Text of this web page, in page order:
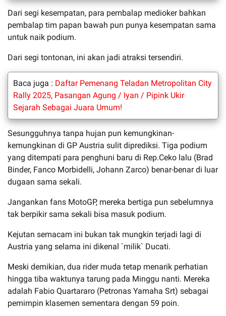
Dari segi kesempatan, para pembalap medioker bahkan
pembalap tim papan bawah pun punya kesempatan sama
untuk naik podium.
Dari segi tontonan, ini akan jadi atraksi tersendiri.
Baca juga : Daftar Pemenang Teladan Metropolitan City
Rally 2025, Pasangan Agung / Iyan / Pipink Ukir
Sejarah Sebagai Juara Umum!
Sesungguhnya tanpa hujan pun kemungkinan-
kemungkinan di GP Austria sulit diprediksi. Tiga podium
yang ditempati para penghuni baru di Rep.Ceko lalu (Brad
Binder, Fanco Morbidelli, Johann Zarco) benar-benar di luar
dugaan sama sekali.
Jangankan fans MotoGP, mereka bertiga pun sebelumnya
tak berpikir sama sekali bisa masuk podium.
Kejutan semacam ini bukan tak mungkin terjadi lagi di
Austria yang selama ini dikenal `milik` Ducati.
Meski demikian, dua rider muda tetap menarik perhatian
hingga tiba waktunya tarung pada Minggu nanti. Mereka
adalah Fabio Quartararo (Petronas Yamaha Srt) sebagai
pemimpin klasemen sementara dengan 59 poin.